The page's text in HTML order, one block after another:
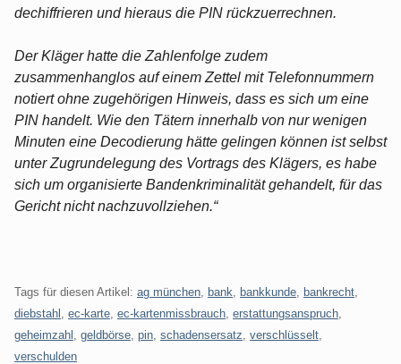
dechiffrieren und hieraus die PIN rückzuerrechnen.
Der Kläger hatte die Zahlenfolge zudem
zusammenhanglos auf einem Zettel mit Telefonnummern
notiert ohne zugehörigen Hinweis, dass es sich um eine
PIN handelt. Wie den Tätern innerhalb von nur wenigen
Minuten eine Decodierung hätte gelingen können ist selbst
unter Zugrundelegung des Vortrags des Klägers, es habe
sich um organisierte Bandenkriminalität gehandelt, für das
Gericht nicht nachzuvollziehen.“
Tags für diesen Artikel: ag münchen bank bankkunde bankrecht
diebstahl
ec-karte ec-kartenmissbrauch erstattungsanspruch
geheimzahl
geldbörse pin schadensersatz verschlüsselt
verschulden